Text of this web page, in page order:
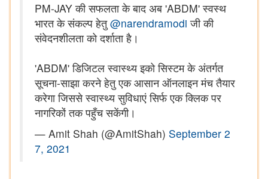
PM-JAY की सफलता के बाद अब 'ABDM' स्वस्थ
भारत के संकल्प हेतु@narendramodi जी की
संवेदनशीलता को दर्शाता है।
'ABDM' डिजिटल स्‍वास्‍थ्‍य इको सिस्टम के अंतर्गत
सूचना-साझा करने हेतु एक आसान ऑनलाइन मंच तैयार
करेगा जिससे स्वास्थ्य सुविधाएं सिर्फ एक क्लिक पर
नागरिकों तक पहुँच सकेंगी।
— Amit Shah (@AmitShah) September 2
7, 2021